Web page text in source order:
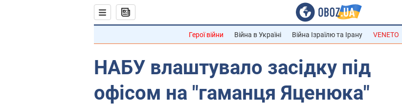
Герої війни Війна в Україні Війна Ізраїлю та Ірану VENETO
НАБУ влаштувало засідку під
офісом на "гаманця Яценюка"